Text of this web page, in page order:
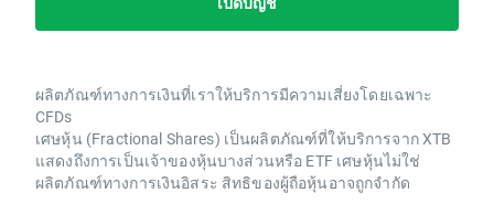
ผลิตภัณฑ์ทางการเงินที่เราให้บริการมีความเสี่ยงโดยเฉพาะ
CFDs
เศษหุ้น (Fractional Shares) เป็นผลิตภัณฑ์ที่ให้บริการจาก XTB
แสดงถึงการเป็นเจ้าของหุ้นบางส่วนหรือ ETF เศษหุ้นไม่ใช่
ผลิตภัณฑ์ทางการเงินอิสระ สิทธิของผู้ถือหุ้นอาจถูกจำกัด